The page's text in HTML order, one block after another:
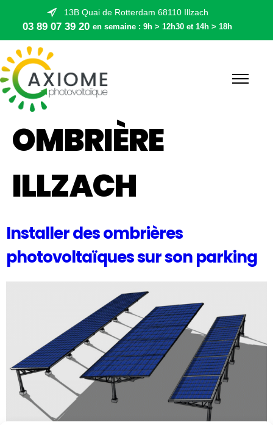
13B Quai de Rotterdam 68110 Illzach
03 89 07 39 20 en semaine : 9h > 12h30 et 14h > 18h
OMBRIÈRE
ILLZACH
Installer des ombrières
photovoltaïques sur son parking